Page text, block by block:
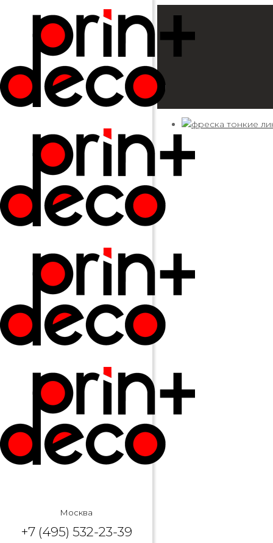
Москва
+7 (495) 532-23-39